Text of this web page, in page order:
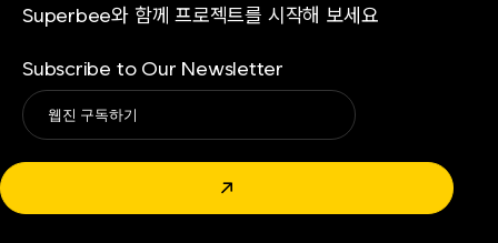
Superbee와 함께 프로젝트를 시작해 보세요
Subscribe to Our Newsletter
↗
Alternative: